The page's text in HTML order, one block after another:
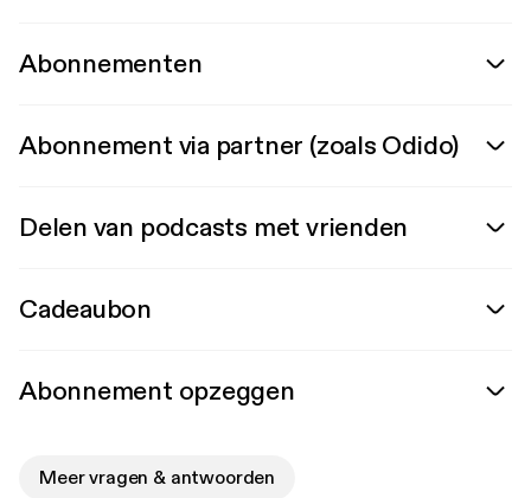
Abonnementen
Abonnement via partner (zoals Odido)
Delen van podcasts met vrienden
Cadeaubon
Abonnement opzeggen
Meer vragen & antwoorden